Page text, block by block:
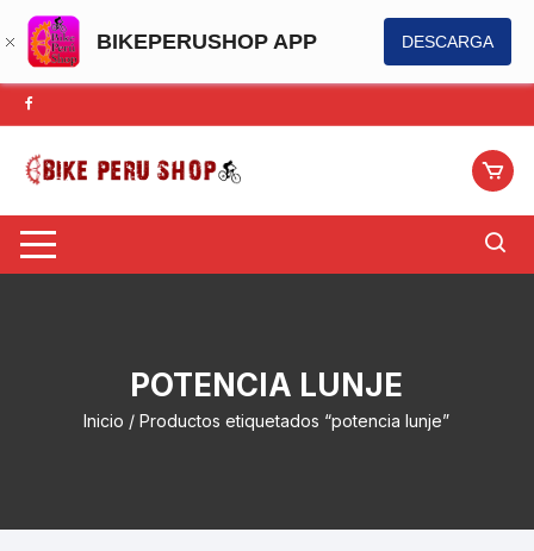
BIKEPERUSHOP APP DESCARGA
Saltar
al
contenido
POTENCIA LUNJE
Inicio / Productos etiquetados “potencia lunje”